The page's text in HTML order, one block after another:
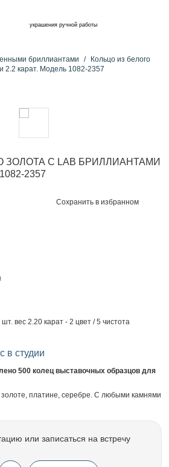
украшения ручной работы
бриллиантами
Кольцо из белого
2.2 карат. Модель 1082-2357
ЗОЛОТА С LAB БРИЛЛИАНТАМИ
2357
Сохранить в избранном
вес 2.20 карат - 2 цвет / 5 чистота
в студии
500 колец выставочных образцов для
платине, серебре. С любыми камнями
или записаться на встречу